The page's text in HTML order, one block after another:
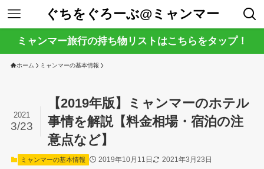
ぐちをぐろーぶ@ミャンマー
ミャンマー旅行の持ち物リストはこちらをタップ！
ホーム ミャンマーの基本情報
【2019年版】ミャンマーのホテル
事情を解説【料金相場・宿泊の注
意点など】
2021
3/23
ミャンマーの基本情報 2019年10月11日 2021年3月23日